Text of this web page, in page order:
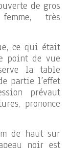
de gros
très
ce qui était
point de vue
la table
partie l’effet
prévaut
prononce
de haut sur
noir est